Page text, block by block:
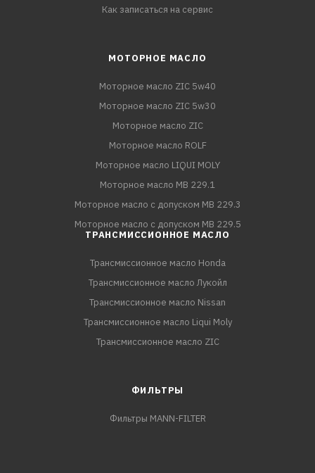
Как записаться на сервис
МОТОРНОЕ МАСЛО
Моторное масло ZIC 5w40
Моторное масло ZIC 5w30
Моторное масло ZIC
Моторное масло ROLF
Моторное масло LIQUI MOLY
Моторное масло MB 229.1
Моторное масло с допуском MB 229.3
Моторное масло с допуском MB 229.5
ТРАНСМИССИОННОЕ МАСЛО
Трансмиссионное масло Honda
Трансмиссионное масло Лукойл
Трансмиссионное масло Nissan
Трансмиссионное масло Liqui Moly
Трансмиссионное масло ZIC
ФИЛЬТРЫ
Фильтры MANN-FILTER